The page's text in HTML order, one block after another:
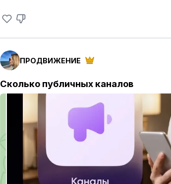
ПРОДВИЖЕНИЕ
Сколько публичных каналов